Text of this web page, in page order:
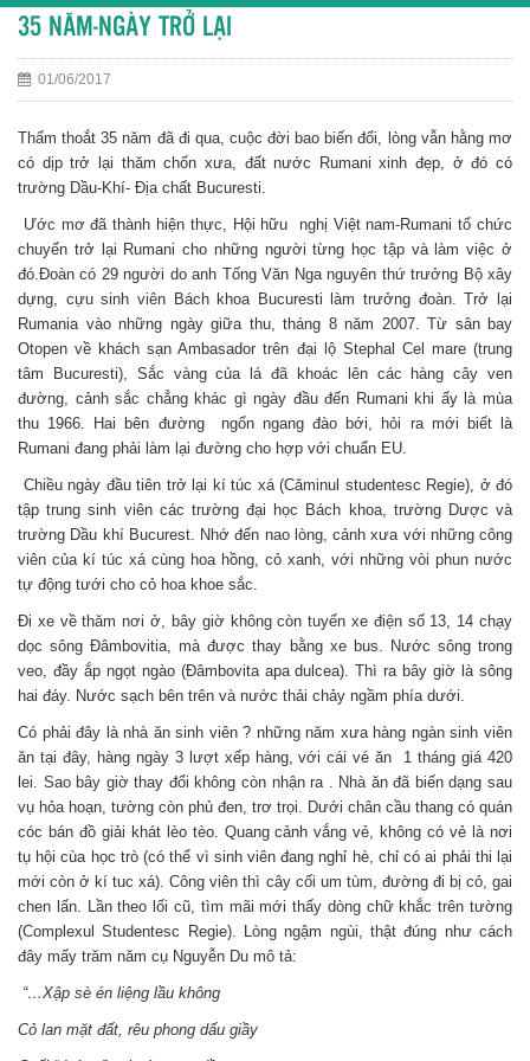
35 NĂM-NGÀY TRỞ LẠI
01/06/2017
Thấm thoắt 35 năm đã đi qua, cuộc đời bao biến đổi, lòng vẫn hằng mơ
có dịp trở lại thăm chốn xưa, đất nước Rumani xinh đẹp, ở đó có
trường Dầu-Khí- Địa chất Bucuresti.
Ước mơ đã thành hiện thực, Hội hữu nghị Việt nam-Rumani tổ chức
chuyến trở lại Rumani cho những người từng học tập và làm việc ở
đó.Đoàn có 29 người do anh Tống Văn Nga nguyên thứ trưởng Bộ xây
dựng, cựu sinh viên Bách khoa Bucuresti làm trưởng đoàn. Trở lại
Rumania vào những ngày giữa thu, tháng 8 năm 2007. Từ sân bay
Otopen về khách sạn Ambasador trên đại lộ Stephal Cel mare (trung
tâm Bucuresti), Sắc vàng của lá đã khoác lên các hàng cây ven
đường, cảnh sắc chẳng khác gì ngày đầu đến Rumani khi ấy là mùa
thu 1966. Hai bên đường ngổn ngang đào bới, hỏi ra mới biết là
Rumani đang phải làm lại đường cho hợp với chuẩn EU.
Chiều ngày đầu tiên trở lại kí túc xá (Căminul studentesc Regie), ở đó
tập trung sinh viên các trường đại học Bách khoa, trường Dược và
trường Dầu khí Bucurest. Nhớ đến nao lòng, cảnh xưa với những công
viên của kí túc xá cùng hoa hồng, cỏ xanh, với những vòi phun nước
tự động tưới cho cỏ hoa khoe sắc.
Đi xe về thăm nơi ở, bây giờ không còn tuyến xe điện số 13, 14 chạy
dọc sông Đâmbovitia, mà được thay bằng xe bus. Nước sông trong
veo, đầy ắp ngọt ngào (Đâmbovita apa dulcea). Thì ra bây giờ là sông
hai đáy. Nước sạch bên trên và nước thải chảy ngầm phía dưới.
Có phải đây là nhà ăn sinh viên ? những năm xưa hàng ngàn sinh viên
ăn tại đây, hàng ngày 3 lượt xếp hàng, với cái vé ăn 1 tháng giá 420
lei. Sao bây giờ thay đổi không còn nhận ra . Nhà ăn đã biến dạng sau
vụ hỏa hoạn, tường còn phủ đen, trơ trọi. Dưới chân cầu thang có quán
cóc bán đồ giải khát lèo tèo. Quang cảnh vắng vẻ, không có vẻ là nơi
tụ hội cùa học trò (có thể vì sinh viên đang nghỉ hè, chỉ có ai phải thi lại
mới còn ở kí tuc xá). Công viên thì cây cối um tùm, đường đi bị cỏ, gai
chen lấn. Lần theo lối cũ, tìm mãi mới thấy dòng chữ khắc trên tường
(Complexul Studentesc Regie). Lòng ngậm ngùi, thật đúng như cách
đây mấy trăm năm cụ Nguyễn Du mô tả:
“…Xập sè én liệng lầu không
Cỏ lan mặt đất, rêu phong dấu giầy